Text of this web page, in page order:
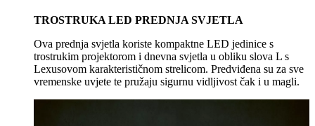
TROSTRUKA LED PREDNJA SVJETLA
Ova prednja svjetla koriste kompaktne LED jedinice s
trostrukim projektorom i dnevna svjetla u obliku slova L s
Lexusovom karakterističnom strelicom. Predviđena su za sve
vremenske uvjete te pružaju sigurnu vidljivost čak i u magli.